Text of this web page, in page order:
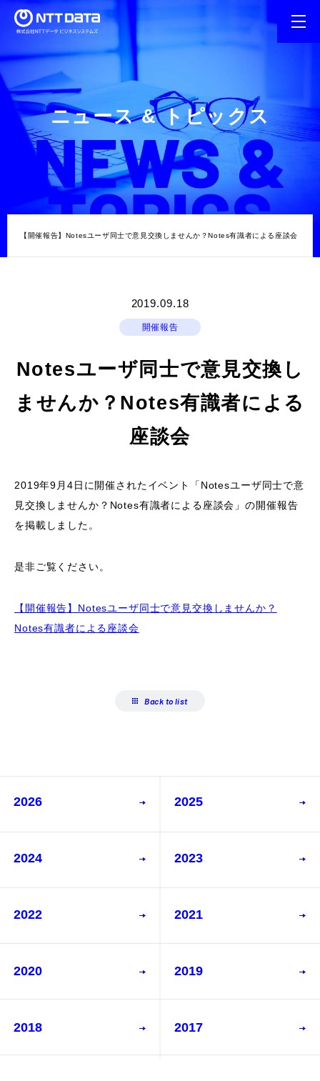
ニュース & トピックス
【開催報告】Notesユーザ同士で意見交換しませんか？Notes有識者による座談会
2019.09.18
開催報告
Notesユーザ同士で意見交換し
ませんか？Notes有識者による
座談会
2019年9月4日に開催されたイベント「Notesユーザ同士で意
見交換しませんか？Notes有識者による座談会」の開催報告
を掲載しました。
是非ご覧ください。
【開催報告】Notesユーザ同士で意見交換しませんか？
Notes有識者による座談会
Back to list
2026 2025
2024 2023
2022 2021
2020 2019
2018 2017